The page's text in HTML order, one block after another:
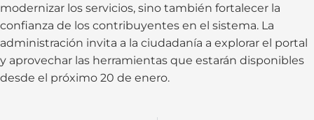
modernizar los servicios, sino también fortalecer la
confianza de los contribuyentes en el sistema. La
administración invita a la ciudadanía a explorar el portal
y aprovechar las herramientas que estarán disponibles
desde el próximo 20 de enero.